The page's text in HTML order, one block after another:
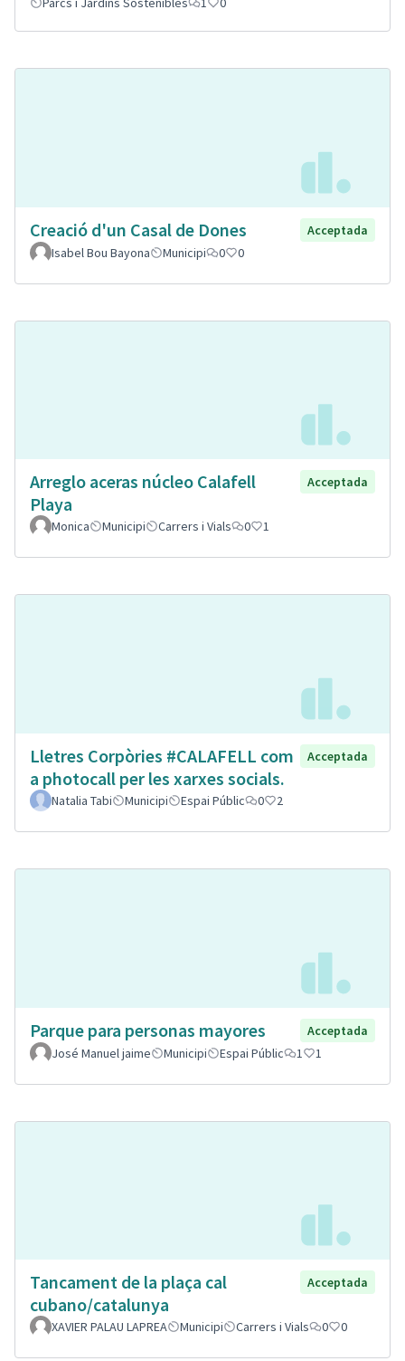
Creació d'un Casal de Dones
Acceptada
Isabel Bou Bayona
Municipi 0 0
Arreglo aceras núcleo Calafell
Playa
Acceptada
Monica Municipi Carrers i Vials 0 1
Lletres Corpòries #CALAFELL com
a photocall per les xarxes socials.
Acceptada
Natalia Tabi Municipi Espai Públic 0 2
Parque para personas mayores
Acceptada
José Manuel jaime
Municipi Espai Públic 1 1
Tancament de la plaça cal
cubano/catalunya
Acceptada
XAVIER PALAU LAPREA Municipi Carrers i Vials 0 0